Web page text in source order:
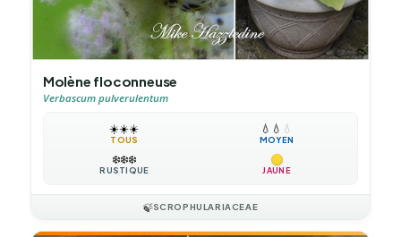
Molène floconneuse
Verbascum pulverulentum
☀️☀️☀️
TOUS
💧 💧 💧
MOYEN
❄️❄️❄️
RUSTIQUE JAUNE
🍃SCROPHULARIACEAE